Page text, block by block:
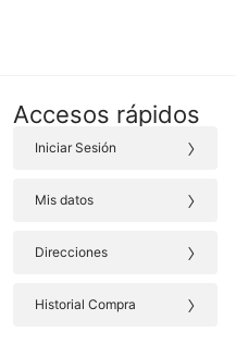
Accesos rápidos
Iniciar Sesión ›
Mis datos ›
Direcciones ›
Historial Compra ›